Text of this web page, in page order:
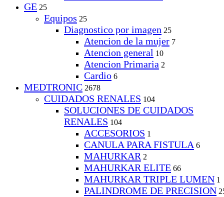
GE 25
Equipos 25
Diagnostico por imagen 25
Atencion de la mujer 7
Atencion general 10
Atencion Primaria 2
Cardio 6
MEDTRONIC 2678
CUIDADOS RENALES 104
SOLUCIONES DE CUIDADOS
RENALES 104
ACCESORIOS 1
CANULA PARA FISTULA 6
MAHURKAR 2
MAHURKAR ELITE 66
MAHURKAR TRIPLE LUMEN 1
PALINDROME DE PRECISION